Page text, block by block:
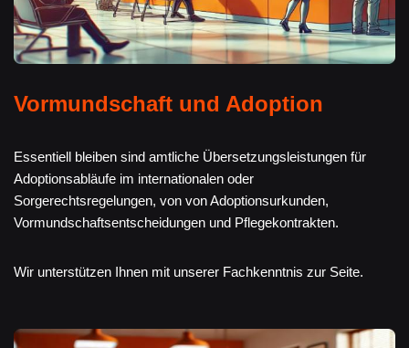
Vormundschaft und Adoption
Essentiell bleiben sind amtliche Übersetzungsleistungen für
Adoptionsabläufe im internationalen oder
Sorgerechtsregelungen, von von Adoptionsurkunden,
Vormundschaftsentscheidungen und Pflegekontrakten.
Wir unterstützen Ihnen mit unserer Fachkenntnis zur Seite.